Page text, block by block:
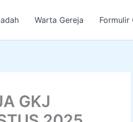
Warta Gereja Formulir
GKJ